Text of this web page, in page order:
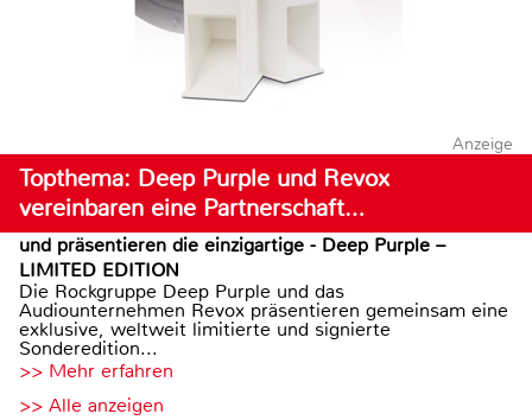
Anzeige
Topthema: Deep Purple und Revox
vereinbaren eine Partnerschaft…
und präsentieren die einzigartige - Deep Purple –
LIMITED EDITION
Die Rockgruppe Deep Purple und das
Audiounternehmen Revox präsentieren gemeinsam eine
exklusive, weltweit limitierte und signierte
Sonderedition...
>> Mehr erfahren
>> Alle anzeigen